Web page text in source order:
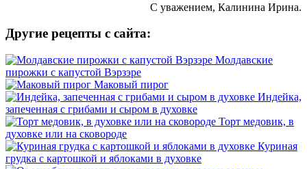
С уважением, Калинина Ирина.
Другие рецепты с сайта:
Молдавские
пирожки с капустой Вэрзэре
Маковый пирог
Индейка,
запеченная с грибами и сыром в духовке
Торт медовик, в
духовке или на сковороде
Куриная
грудка с картошкой и яблоками в духовке